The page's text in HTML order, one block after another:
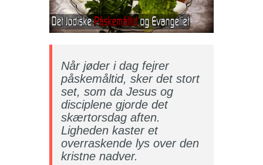
Når jøder i dag fejrer
påskemåltid, sker det stort
set, som da Jesus og
disciplene gjorde det
skærtorsdag aften.
Ligheden kaster et
overraskende lys over den
kristne nadver.